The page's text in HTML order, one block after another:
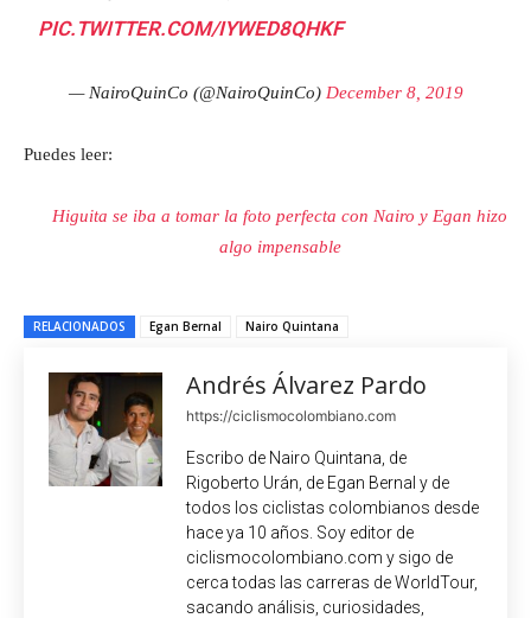
PIC.TWITTER.COM/IYWED8QHKF
— NairoQuinCo (@NairoQuinCo) December 8, 2019
Puedes leer:
Higuita se iba a tomar la foto perfecta con Nairo y Egan hizo
algo impensable
RELACIONADOS Egan Bernal Nairo Quintana
Andrés Álvarez Pardo
https://ciclismocolombiano.com
Escribo de Nairo Quintana, de
Rigoberto Urán, de Egan Bernal y de
todos los ciclistas colombianos desde
hace ya 10 años. Soy editor de
ciclismocolombiano.com y sigo de
cerca todas las carreras de WorldTour,
sacando análisis, curiosidades,